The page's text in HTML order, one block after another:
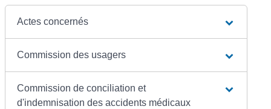
Actes concernés
Commission des usagers
Commission de conciliation et
d'indemnisation des accidents médicaux